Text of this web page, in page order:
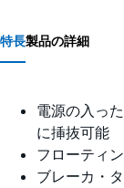
特長製品の詳細
電源の入っ
に挿抜可能
フローティ
ブレーカ・